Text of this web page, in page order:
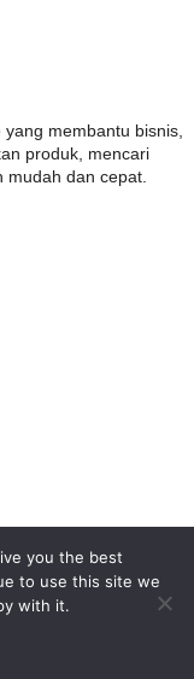
membantu bisnis,
produk, mencari
mudah dan cepat.
you the best
to use this site we
with it.